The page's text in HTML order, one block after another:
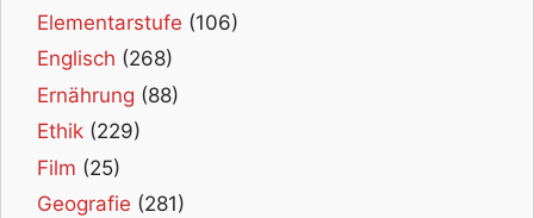
Elementarstufe (106)
Englisch (268)
Ernährung (88)
Ethik (229)
Film (25)
Geografie (281)